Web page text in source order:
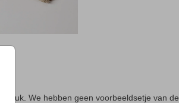
stuk. We hebben geen voorbeeldsetje van de